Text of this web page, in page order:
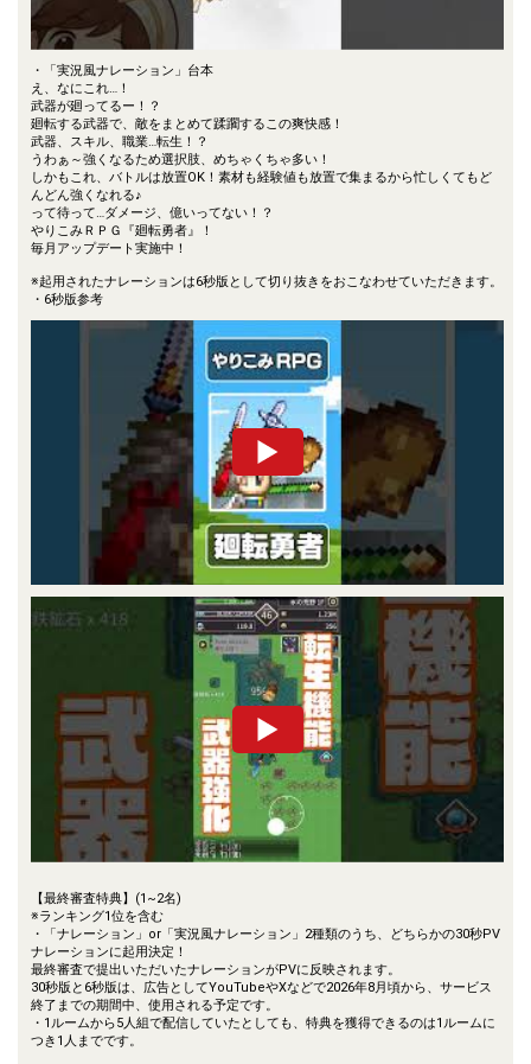
・「実況風ナレーション」台本
え、なにこれ…！
武器が廻ってるー！？
廻転する武器で、敵をまとめて蹂躙するこの爽快感！
武器、スキル、職業…転生！？
うわぁ～強くなるため選択肢、めちゃくちゃ多い！
しかもこれ、バトルは放置OK！素材も経験値も放置で集まるから忙しくてもど
んどん強くなれる♪
って待って…ダメージ、億いってない！？
やりこみＲＰＧ『廻転勇者』！
毎月アップデート実施中！
※起用されたナレーションは6秒版として切り抜きをおこなわせていただきます。
・6秒版参考
【最終審査特典】(1~2名)
※ランキング1位を含む
・「ナレーション」or「実況風ナレーション」2種類のうち、どちらかの30秒PV
ナレーションに起用決定！
最終審査で提出いただいたナレーションがPVに反映されます。
30秒版と6秒版は、広告としてYouTubeやXなどで2026年8月頃から、サービス
終了までの期間中、使用される予定です。
・1ルームから5人組で配信していたとしても、特典を獲得できるのは1ルームに
つき1人までです。